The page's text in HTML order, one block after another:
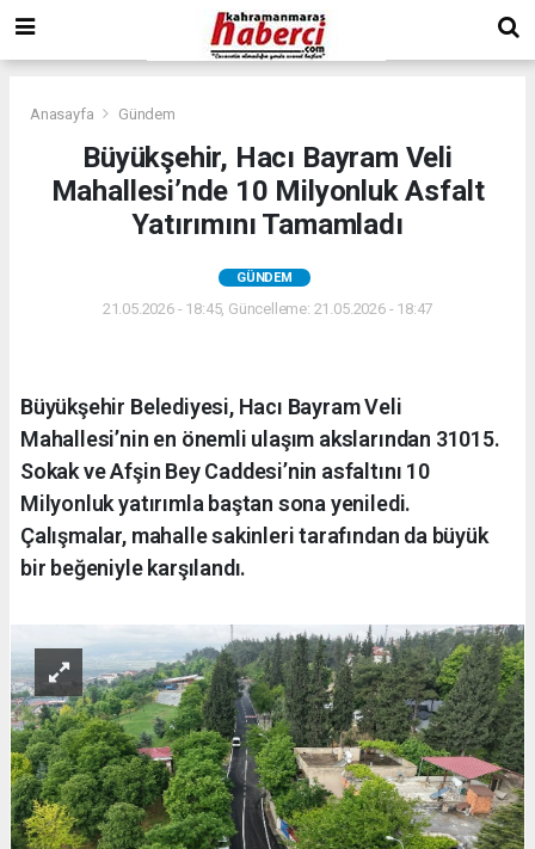
Anasayfa Gündem
Büyükşehir, Hacı Bayram Veli
Mahallesi’nde 10 Milyonluk Asfalt
Yatırımını Tamamladı
GÜNDEM
21.05.2026 - 18:45, Güncelleme: 21.05.2026 - 18:47
Büyükşehir Belediyesi, Hacı Bayram Veli
Mahallesi’nin en önemli ulaşım akslarından 31015.
Sokak ve Afşin Bey Caddesi’nin asfaltını 10
Milyonluk yatırımla baştan sona yeniledi.
Çalışmalar, mahalle sakinleri tarafından da büyük
bir beğeniyle karşılandı.